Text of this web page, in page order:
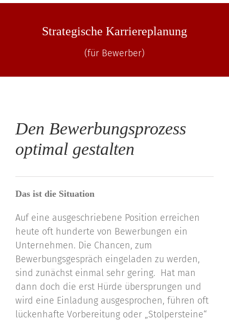
Strategische Karriere­planung
(für Bewerber)
Den Bewerbungsprozess
optimal gestalten
Das ist die Situation
Auf eine ausgeschriebene Position erreichen
heute oft hunderte von Bewerbungen ein
Unternehmen. Die Chancen, zum
Bewerbungsgespräch eingeladen zu werden,
sind zunächst einmal sehr gering. Hat man
dann doch die erst Hürde übersprungen und
wird eine Einladung ausgesprochen, führen oft
lückenhafte Vorbereitung oder „Stolpersteine“